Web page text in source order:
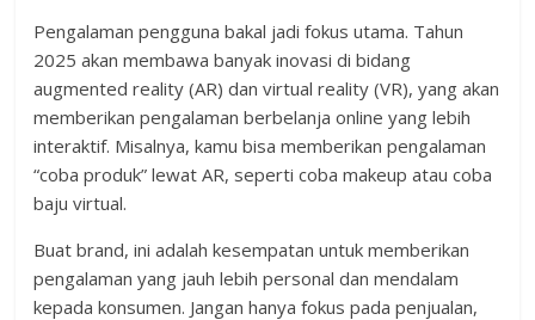
Pengalaman pengguna bakal jadi fokus utama. Tahun
2025 akan membawa banyak inovasi di bidang
augmented reality (AR) dan virtual reality (VR), yang akan
memberikan pengalaman berbelanja online yang lebih
interaktif. Misalnya, kamu bisa memberikan pengalaman
“coba produk” lewat AR, seperti coba makeup atau coba
baju virtual.
Buat brand, ini adalah kesempatan untuk memberikan
pengalaman yang jauh lebih personal dan mendalam
kepada konsumen. Jangan hanya fokus pada penjualan,